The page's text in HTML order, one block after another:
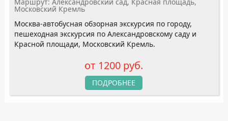
Московский Кремль
Москва-автобусная обзорная экскурсия по городу,
пешеходная экскурсия по Александровскому саду и
Красной площади, Московский Кремль.
от 1200 руб.
ПОДРОБНЕЕ